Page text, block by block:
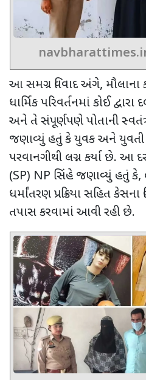
આ સમગ્ર વિવાદ અંગે, મૌલાના
ધાર્મિક પરિવર્તનમાં કોઈ
અને તે સંપૂર્ણપણે પોતાની
જણાવ્યું હતું કે યુવક અને યુવતી
પરવાનગીથી લગ્ન કર્યા છે. આ
(SP) NP સિંહે જણાવ્યું હતું કે,
ધર્માંતરણ પ્રક્રિયા સહિત
તપાસ કરવામાં આવી રહી છે.